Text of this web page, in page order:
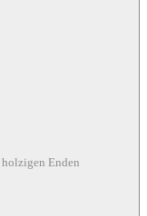
holzigen Enden